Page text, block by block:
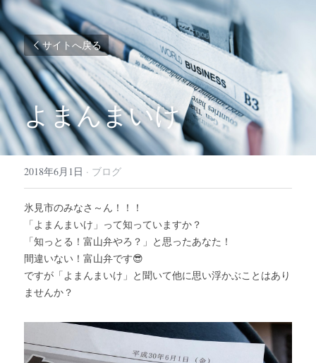
サイトへ戻る
よまんまいけ
2018年6月1日 · ブログ
氷見市のみなさ～ん！！！
「よまんまいけ」って知っていますか？
「知っとる！富山弁やろ？」と思ったあなた！
間違いない！富山弁です😎
ですが「よまんまいけ」と聞いて他に思い浮かぶことはあり
ませんか？